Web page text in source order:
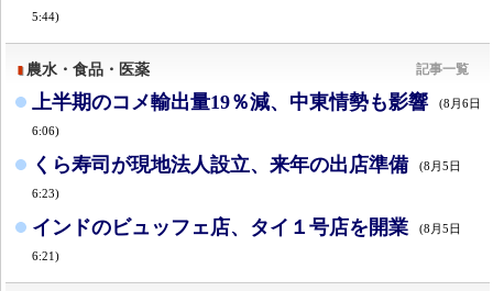
5:44)
農水・食品・医薬 記事一覧
上半期のコメ輸出量19％減、中東情勢も影響 (8月6日
6:06)
くら寿司が現地法人設立、来年の出店準備 (8月5日
6:23)
インドのビュッフェ店、タイ１号店を開業 (8月5日
6:21)